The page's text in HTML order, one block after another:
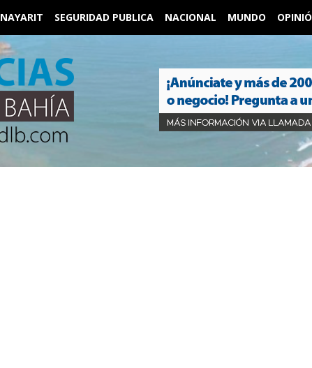
NAYARIT SEGURIDAD PUBLICA NACIONAL MUNDO